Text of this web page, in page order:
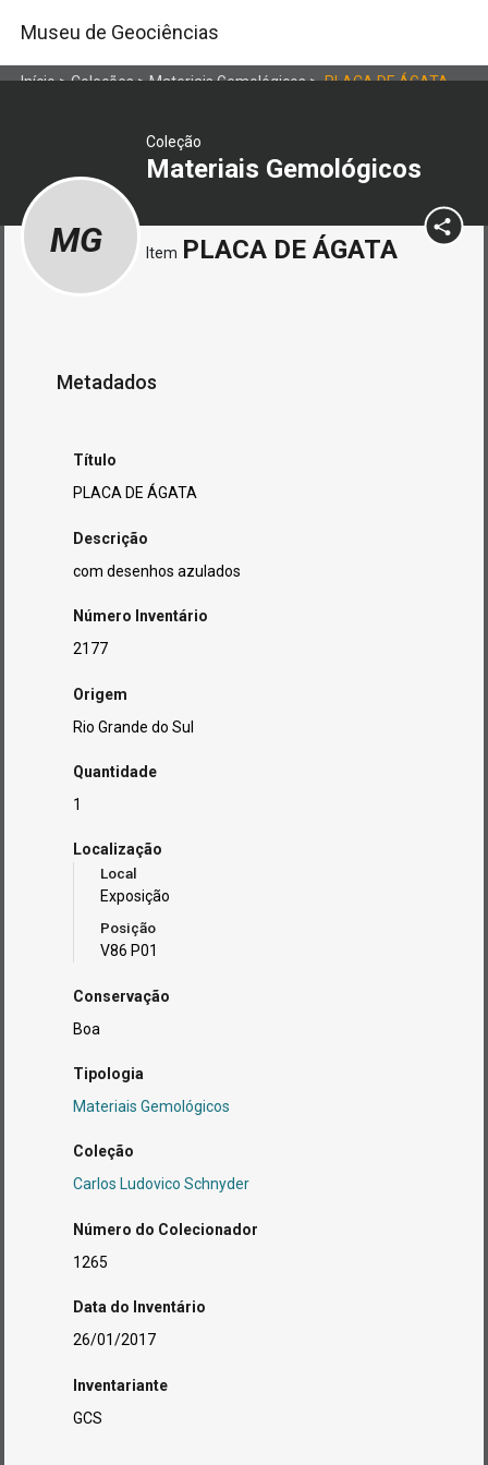
Museu de Geociências
Início>Coleções>Materiais Gemológicos>PLACA DE ÁGATA
Coleção
Materiais Gemológicos
MG Item PLACA DE ÁGATA
Metadados
Título
PLACA DE ÁGATA
Descrição
com desenhos azulados
Número Inventário
2177
Origem
Rio Grande do Sul
Quantidade
1
Localização
Local
Exposição
Posição
V86 P01
Conservação
Boa
Tipologia
Materiais Gemológicos
Coleção
Carlos Ludovico Schnyder
Número do Colecionador
1265
Data do Inventário
26/01/2017
Inventariante
GCS